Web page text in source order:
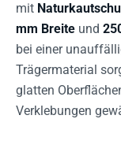
mit
mm Breite und
bei einer
Trägermaterial
glatten
Verklebungen